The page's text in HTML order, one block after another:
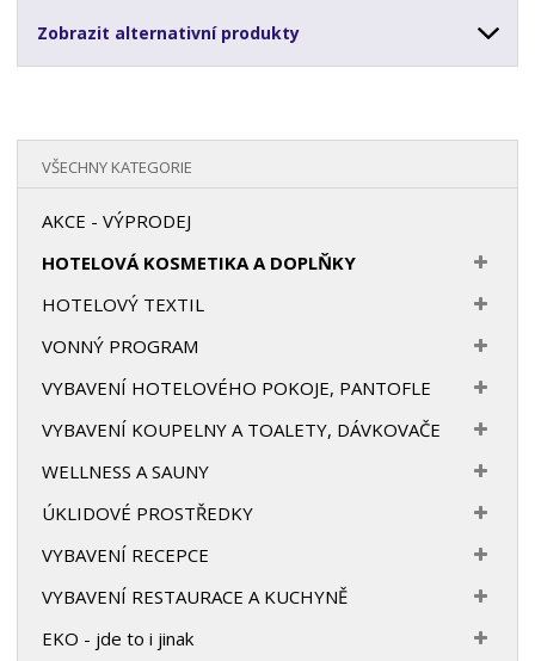
Zobrazit alternativní produkty
VŠECHNY KATEGORIE
AKCE - VÝPRODEJ
HOTELOVÁ KOSMETIKA A DOPLŇKY
HOTELOVÝ TEXTIL
VONNÝ PROGRAM
VYBAVENÍ HOTELOVÉHO POKOJE, PANTOFLE
VYBAVENÍ KOUPELNY A TOALETY, DÁVKOVAČE
WELLNESS A SAUNY
ÚKLIDOVÉ PROSTŘEDKY
VYBAVENÍ RECEPCE
VYBAVENÍ RESTAURACE A KUCHYNĚ
EKO - jde to i jinak